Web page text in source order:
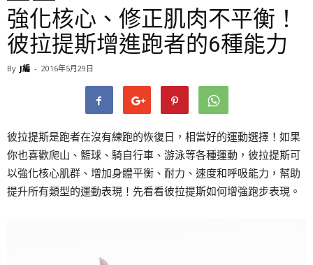
強化核心、修正肌肉不平衡！
彼拉提斯增進跑者的6種能力
By J編 - 2016年5月29日
彼拉提斯是跑者在沒有練跑的恢復日，相當好的運動選擇！如果
你也喜歡爬山、籃球、騎自行車、游泳等各種運動，彼拉提斯可
以強化核心肌群、增加身體平衡、耐力、速度和呼吸能力，幫助
提升所有類型的運動表現！先看看彼拉提斯如何增強跑步表現。